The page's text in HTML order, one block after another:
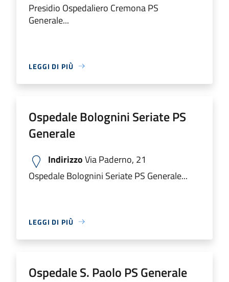
Presidio Ospedaliero Cremona PS
Generale...
LEGGI DI PIÙ
Ospedale Bolognini Seriate PS
Generale
IndirizzoVia Paderno, 21
Ospedale Bolognini Seriate PS Generale...
LEGGI DI PIÙ
Ospedale S. Paolo PS Generale